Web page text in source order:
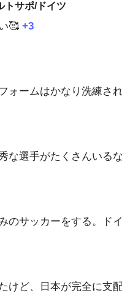
トサポ/ドイツ
🥰 +3
ォームはかなり洗練さ
な選手がたくさんいるな
のサッカーをする。ド
けど、日本が完全に支